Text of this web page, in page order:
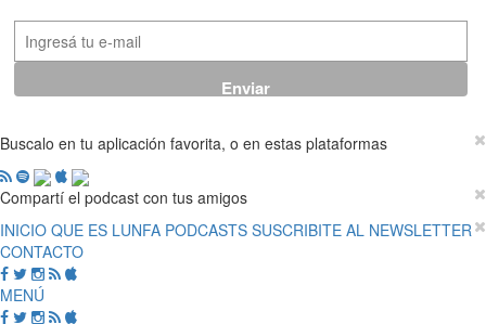
Buscalo en tu aplicación favorita, o en estas plataformas
Compartí el podcast con tus amigos
INICIO QUE ES LUNFA PODCASTS SUSCRIBITE AL NEWSLETTER
CONTACTO
MENÚ